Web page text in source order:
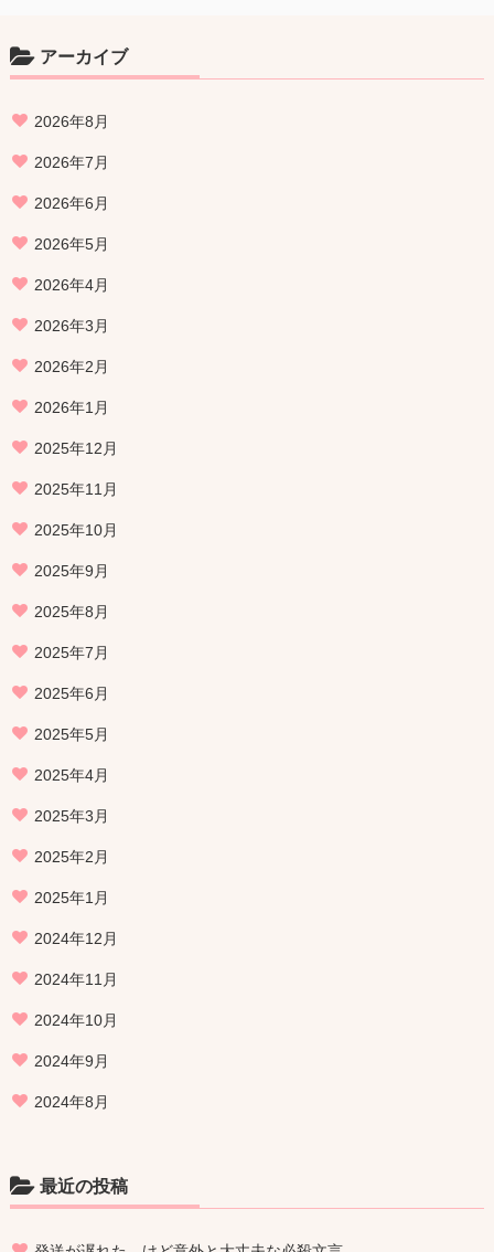
アーカイブ
2026年8月
2026年7月
2026年6月
2026年5月
2026年4月
2026年3月
2026年2月
2026年1月
2025年12月
2025年11月
2025年10月
2025年9月
2025年8月
2025年7月
2025年6月
2025年5月
2025年4月
2025年3月
2025年2月
2025年1月
2024年12月
2024年11月
2024年10月
2024年9月
2024年8月
最近の投稿